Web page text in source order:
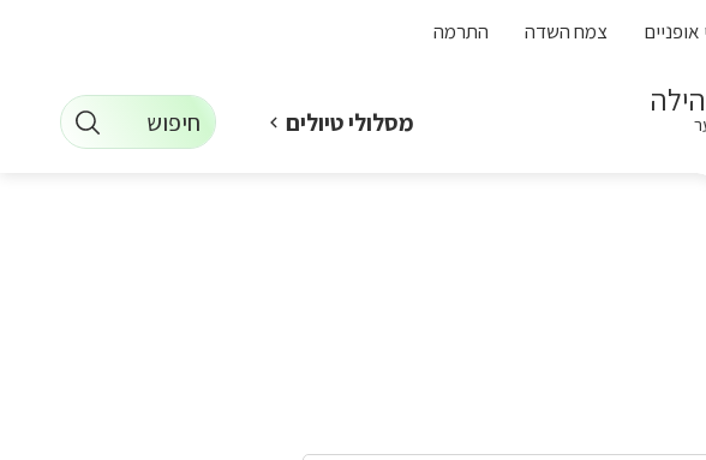
צמח השדה התרמה
מסלולי טיולים חיפוש